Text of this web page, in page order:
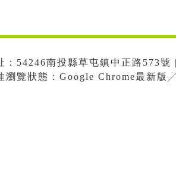
：54246南投縣草屯鎮中正路573號
瀏覽狀態：Google Chrome最新版